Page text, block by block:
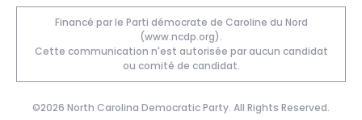
Financé par le Parti démocrate de Caroline du Nord
(www.ncdp.org).
Cette communication n'est autorisée par aucun candidat
ou comité de candidat.
©2026 North Carolina Democratic Party. All Rights Reserved.